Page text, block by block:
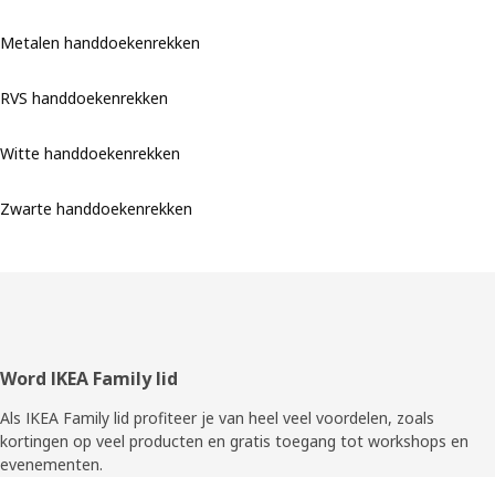
Metalen handdoekenrekken
RVS handdoekenrekken
Witte handdoekenrekken
Zwarte handdoekenrekken
Voettekst
Word IKEA Family lid
Als IKEA Family lid profiteer je van heel veel voordelen, zoals
kortingen op veel producten en gratis toegang tot workshops en
evenementen.